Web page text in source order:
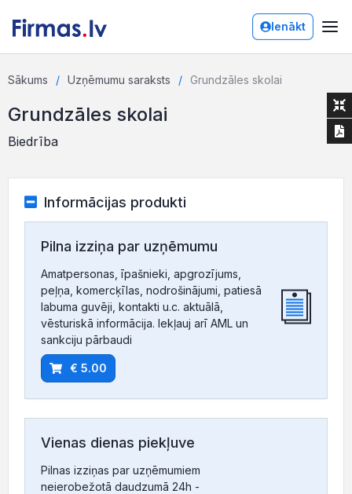
Ienākt
Sākums Uzņēmumu saraksts Grundzāles skolai
Grundzāles skolai
Biedrība
Informācijas produkti
Pilna izziņa par uzņēmumu
Amatpersonas, īpašnieki, apgrozījums,
peļņa, komercķīlas, nodrošinājumi, patiesā
labuma guvēji, kontakti u.c. aktuālā,
vēsturiskā informācija. Iekļauj arī AML un
sankciju pārbaudi
€ 5.00
Vienas dienas piekļuve
Pilnas izziņas par uzņēmumiem
neierobežotā daudzumā 24h -